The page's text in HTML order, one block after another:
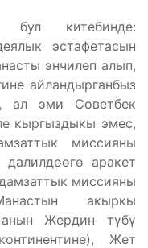
бул китебинде:
эстафетасын
энчилеп алып,
айландырганбыз
ал эми Советбек
кыргыздыкы эмес,
миссияны
далилдөөгө аракет
миссияны
акыркы
анын Жердин түбү
Жет